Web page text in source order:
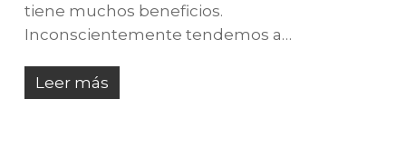
tiene muchos beneficios.
Inconscientemente tendemos a…
Leer más